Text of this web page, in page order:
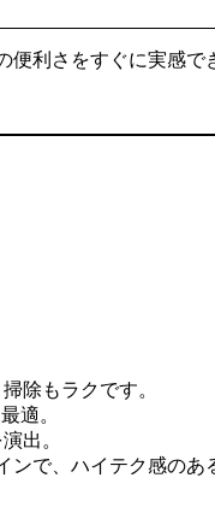
利さをすぐに実感で
除もラクです。
適。
出。
で、ハイテク感のあ